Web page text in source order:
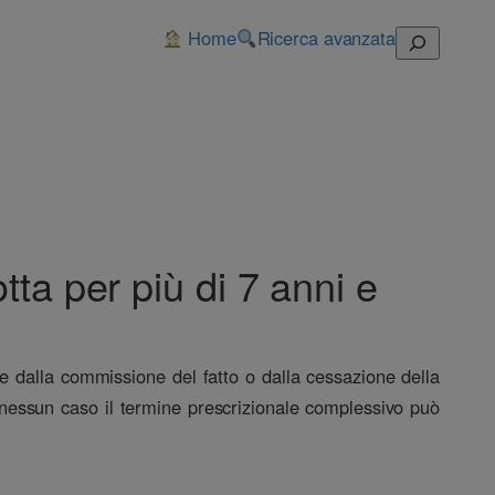
Home Ricerca avanzata Cerca
per più di 7 anni e
dalla commissione del fatto o dalla cessazione della
caso il termine prescrizionale complessivo può